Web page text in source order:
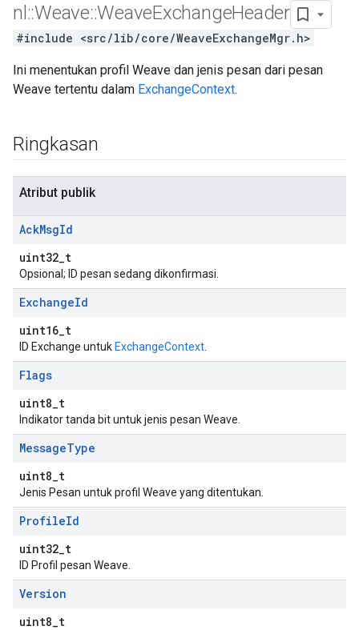
nl ::Weave::WeaveExchangeHeader
#include <src/lib/core/WeaveExchangeMgr.h>
Ini menentukan profil Weave dan jenis pesan dari pesan
Weave tertentu dalam ExchangeContext.
Ringkasan
Atribut publik
AckMsgId
uint32_t
Opsional; ID pesan sedang dikonfirmasi.
ExchangeId
uint16_t
ID Exchange untuk ExchangeContext
Flags
uint8_t
Indikator tanda bit untuk jenis pesan Weave.
MessageType
uint8_t
Jenis Pesan untuk profil Weave yang ditentukan.
ProfileId
uint32_t
ID Profil pesan Weave.
Version
uint8_t